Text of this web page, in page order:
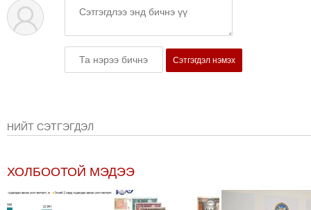
ЭРГЭН
ТОЙРОНД
ИЙН
Сэтгэгдэл нэмэх
НИЙТ СЭТГЭГДЭЛ
ХОЛБООТОЙ МЭДЭЭ